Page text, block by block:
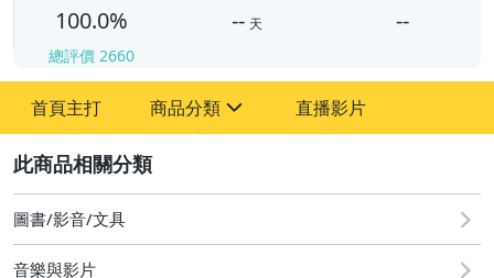
100.0%
總評價 2660
-- 天 --
首頁主打 商品分類
國語光碟
直播影片
圖書/影音/文具
音樂與影片